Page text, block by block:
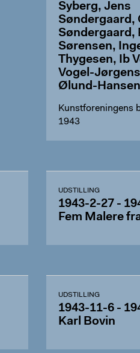
Syberg, Jens
Søndergaard,
Søndergaard,
Sørensen,
Thygesen, Ib
Vogel-
Ølund-Hansen
Kunstforeningens
1943
UDSTILLING
1943-2-27 -
Fem Malere
UDSTILLING
1943-11-6 -
Karl Bovin